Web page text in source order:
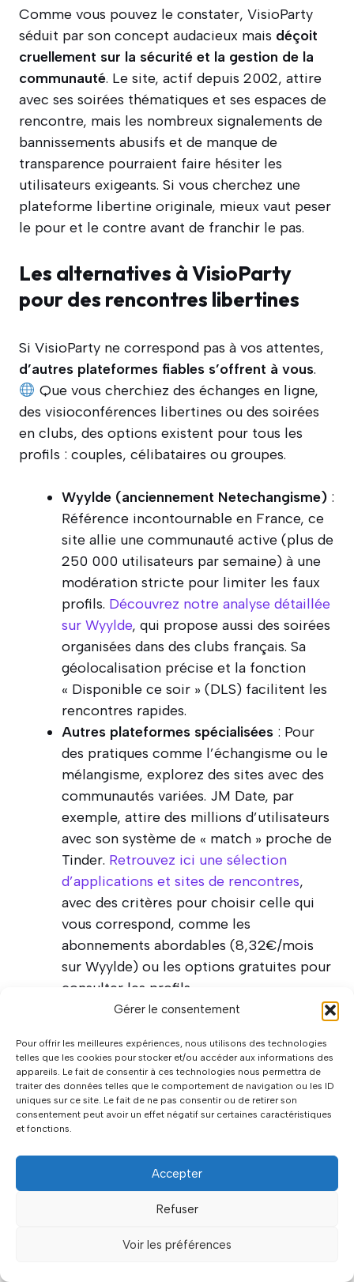
Gérer le consentement
Pour offrir les meilleures expériences, nous utilisons des technologies
telles que les cookies pour stocker et/ou accéder aux informations des
appareils. Le fait de consentir à ces technologies nous permettra de
traiter des données telles que le comportement de navigation ou les ID
uniques sur ce site. Le fait de ne pas consentir ou de retirer son
consentement peut avoir un effet négatif sur certaines caractéristiques
et fonctions.
Accepter
Refuser
Voir les préférences
Comme vous pouvez le constater, VisioParty
séduit par son concept audacieux mais déçoit
cruellement sur la sécurité et la gestion de la
communauté. Le site, actif depuis 2002, attire
avec ses soirées thématiques et ses espaces de
rencontre, mais les nombreux signalements de
bannissements abusifs et de manque de
transparence pourraient faire hésiter les
utilisateurs exigeants. Si vous cherchez une
plateforme libertine originale, mieux vaut peser
le pour et le contre avant de franchir le pas.
Les alternatives à VisioParty
pour des rencontres libertines
Si VisioParty ne correspond pas à vos attentes,
d’autres plateformes fiables s’offrent à vous.
Que vous cherchiez des échanges en ligne,
des visioconférences libertines ou des soirées
en clubs, des options existent pour tous les
profils : couples, célibataires ou groupes.
Wyylde (anciennement Netechangisme) :
Référence incontournable en France, ce
site allie une communauté active (plus de
250 000 utilisateurs par semaine) à une
modération stricte pour limiter les faux
profils. Découvrez notre analyse détaillée
sur Wyylde, qui propose aussi des soirées
organisées dans des clubs français. Sa
géolocalisation précise et la fonction
« Disponible ce soir » (DLS) facilitent les
rencontres rapides.
Autres plateformes spécialisées : Pour
des pratiques comme l’échangisme ou le
mélangisme, explorez des sites avec des
communautés variées. JM Date, par
exemple, attire des millions d’utilisateurs
avec son système de « match » proche de
Tinder. Retrouvez ici une sélection
d’applications et sites de rencontres,
avec des critères pour choisir celle qui
vous correspond, comme les
abonnements abordables (8,32€/mois
sur Wyylde) ou les options gratuites pour
consulter les profils.
les valeurs du libertinage : respect,
consentement et authenticité.
Wyylde, par
exemple, propose une inscription gratuite pour
tester la plateforme avant de s’engager. Pour les
budgets restreints, Gareauxlibertins offre une
solution entièrement gratuite, même si la
communauté est majoritairement masculine. Le
choix idéal dépend de vos attentes : événements